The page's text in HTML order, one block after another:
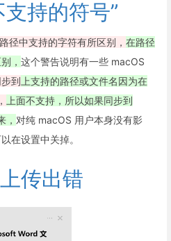
持的符号”
径中支持的字符有所区别， 在路径
， 这个警告说明有一些 macOS
到上支持的路径或文件名因为在
上面不支持，所以如果同步到
， 对纯 macOS 用户本身没有影
在设置中关掉。
传出错